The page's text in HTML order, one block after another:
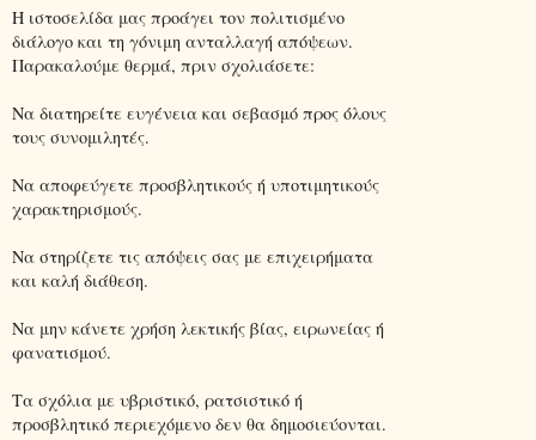
Η ιστοσελίδα μας προάγει τον πολιτισμένο
διάλογο και τη γόνιμη ανταλλαγή απόψεων.
Παρακαλούμε θερμά, πριν σχολιάσετε:
Να διατηρείτε ευγένεια και σεβασμό προς όλους
τους συνομιλητές.
Να αποφεύγετε προσβλητικούς ή υποτιμητικούς
χαρακτηρισμούς.
Να στηρίζετε τις απόψεις σας με επιχειρήματα
και καλή διάθεση.
Να μην κάνετε χρήση λεκτικής βίας, ειρωνείας ή
φανατισμού.
Τα σχόλια με υβριστικό, ρατσιστικό ή
προσβλητικό περιεχόμενο δεν θα δημοσιεύονται.